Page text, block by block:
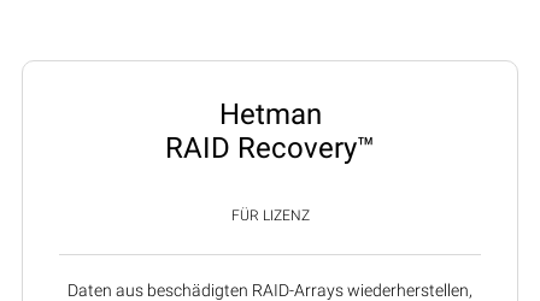
Hetman
RAID Recovery™
FÜR LIZENZ
Daten aus beschädigten RAID-Arrays wiederherstellen,